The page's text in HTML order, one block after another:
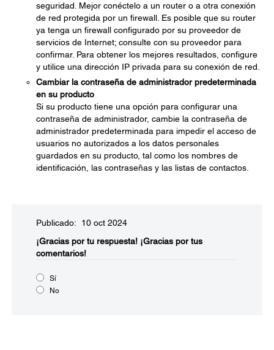
seguridad. Mejor conéctelo a un router o a otra conexión
de red protegida por un firewall. Es posible que su router
ya tenga un firewall configurado por su proveedor de
servicios de Internet; consulte con su proveedor para
confirmar. Para obtener los mejores resultados, configure
y utilice una dirección IP privada para su conexión de red.
Cambiar la contraseña de administrador predeterminada
en su producto
Si su producto tiene una opción para configurar una
contraseña de administrador, cambie la contraseña de
administrador predeterminada para impedir el acceso de
usuarios no autorizados a los datos personales
guardados en su producto, tal como los nombres de
identificación, las contraseñas y las listas de contactos.
Publicado: 10 oct 2024
¡Gracias por tu respuesta! ¡Gracias por tus
comentarios!
Sí
No